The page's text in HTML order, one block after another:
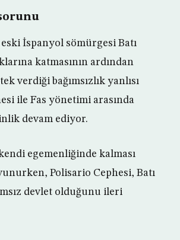
eski İspanyol sömürgesi Batı
katmasının ardından
verdiği bağımsızlık yanlısı
ile Fas yönetimi arasında
devam ediyor.
egemenliğinde kalması
Polisario Cephesi, Batı
devlet olduğunu ileri